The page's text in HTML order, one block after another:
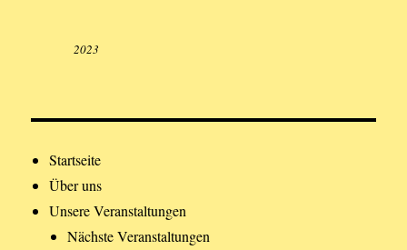
2023
Startseite
Über uns
Unsere Veranstaltungen
Nächste Veranstaltungen